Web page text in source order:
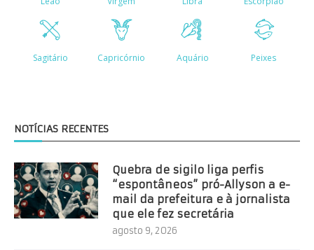
NOTÍCIAS RECENTES
Quebra de sigilo liga perfis
“espontâneos” pró-Allyson a e-
mail da prefeitura e à jornalista
que ele fez secretária
agosto 9, 2026